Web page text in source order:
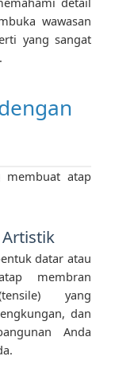
wawasan
yang sangat
membuat atap
datar atau
membran
yang
dan
Anda